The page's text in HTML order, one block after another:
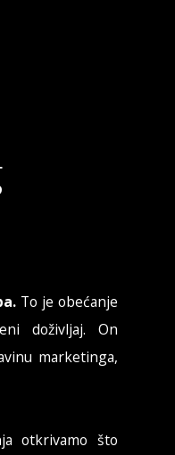
To je obećanje
doživljaj. On
marketinga,
otkrivamo što